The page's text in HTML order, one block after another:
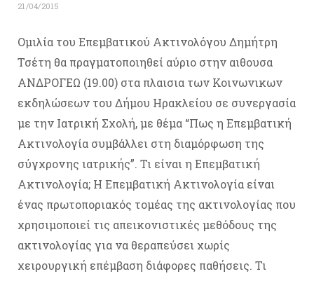
21/04/2015
Ομιλία του Επεμβατικού Ακτινολόγου Δημήτρη
Τσέτη θα πραγματοποιηθεί αύριο στην αιθουσα
ΑΝΔΡΟΓΕΩ (19.00) στα πλαισια των Κοινωνικων
εκδηλώσεων του Δήμου Ηρακλείου σε συνεργασία
με την Ιατρική Σχολή, με θέμα “Πως η Επεμβατική
Ακτινολογία συμβάλλει στη διαμόρφωση της
σύγχρονης ιατρικής”. Τι είναι η Επεμβατική
Ακτινολογία; Η Επεμβατική Ακτινολογία είναι
ένας πρωτοποριακός τομέας της ακτινολογίας που
χρησιμοποιεί τις απεικονιστικές μεθόδους της
ακτινολογίας για να θεραπεύσει χωρίς
χειρουργική επέμβαση διάφορες παθήσεις. Τι